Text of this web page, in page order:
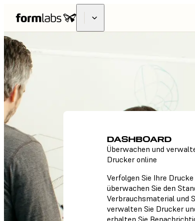
DASHBOARD
Überwachen und
Drucker online
Verfolgen Sie Ihre
überwachen Sie den
Verbrauchsmaterial und
verwalten Sie Drucker
erhalten Sie